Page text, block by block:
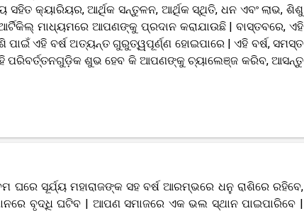
ସହିତ କ୍ୟାରିୟର, ଆର୍ଥିକ ସନ୍ତୁଳନ, ଆର୍ଥିକ ସ୍ଥିତି, ଧନ ଏବଂ ଲାଭ, ଶିଶୁ
ମାଧ୍ୟମରେ ଆପଣଙ୍କୁ ପ୍ରଦାନ କରାଯାଉଛି | ବାସ୍ତବରେ, ଏହି
ପାଇଁ ଏହି ବର୍ଷ ଅତ୍ୟନ୍ତ ଗୁରୁତ୍ୱପୂର୍ଣ୍ଣ ହୋଇପାରେ | ଏହି ବର୍ଷ, ସମସ୍ତ
ପରିବର୍ତ୍ତନଗୁଡ଼ିକ ଶୁଭ ହେବ କି ଆପଣଙ୍କୁ ଚ୍ୟାଲେଞ୍ଜ କରିବ, ଆସନ୍ତୁ
ସୂର୍ଯ୍ୟ ମହାରାଜଙ୍କ ସହ ବର୍ଷ ଆରମ୍ଭରେ ଧନୁ ରାଶିରେ ରହିବେ,
ବୃଦ୍ଧି ଘଟିବ | ଆପଣ ସମାଜରେ ଏକ ଭଲ ସ୍ଥାନ ପାଇପାରିବେ |